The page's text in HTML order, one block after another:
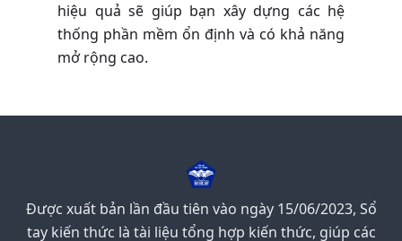
hiệu quả sẽ giúp bạn xây dựng các hệ
thống phần mềm ổn định và có khả năng
mở rộng cao.
Được xuất bản lần đầu tiên vào ngày 15/06/2023, Sổ
tay kiến thức là tài liệu tổng hợp kiến thức, giúp các